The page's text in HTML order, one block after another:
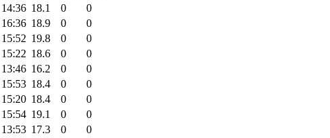
14:36 18.1 0
0
16:36 18.9 0
0
15:52 19.8 0
0
15:22 18.6 0
0
13:46 16.2 0
0
15:53 18.4 0
0
15:20 18.4 0
0
15:54 19.1 0
0
13:53 17.3 0
0